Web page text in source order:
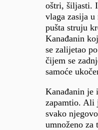
oštri, šiljasti.
vlaga zasija
pušta struju
Kanađanin
se zalijetao
čijem se
samoće
Kanađanin je
zapamtio. Ali
svako
umnoženo